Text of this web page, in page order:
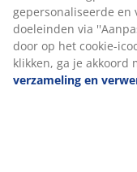
OEKO-TEX®
Dit product is
gecertificeerd. Dit
door onafhankelijke
aan strenge